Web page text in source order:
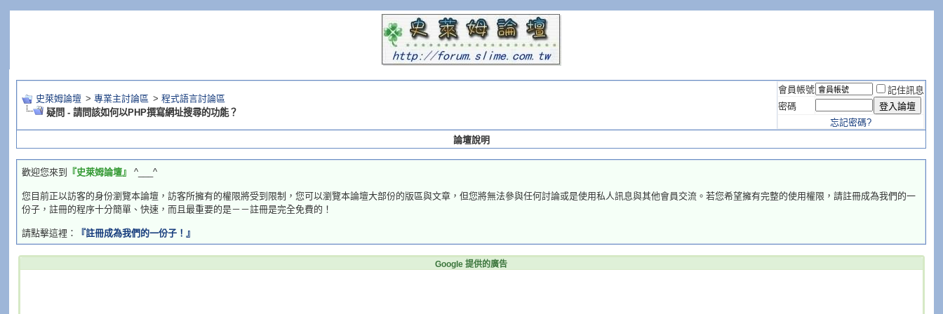
史萊姆論壇 >專業主討論區 >程式語言討論區
疑問 - 請問該如何以PHP撰寫網址搜尋的功能？
會員帳號
記住訊息
密碼
忘記密碼?
論壇說明
歡迎您來到 『史萊姆論壇』 ^___^
您目前正以訪客的身份瀏覽本論壇，訪客所擁有的權限將受到限制，您可以瀏覽本論壇大部份的版區與文章，但您將無法參與任何討論或是使用私人訊息與其他會員交流。若您希望擁有完整的使用權限，請註冊成為我們的一
份子，註冊的程序十分簡單、快速，而且最重要的是－－註冊是完全免費的！
請點擊這裡： 『註冊成為我們的一份子！』
Google 提供的廣告